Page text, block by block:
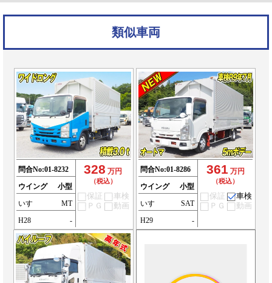
類似車両
問合No:01-8232
ウイング
小型
いすゞ
MT
H28
-
328 万円
（税込）
保証
車検
ＰＧ
動画
問合No:01-8286
ウイング
小型
いすゞ
SAT
H29
-
361 万円
（税込）
保証
車検
ＰＧ
動画